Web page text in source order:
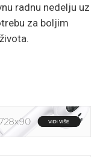
radnu nedelju uz
za boljim